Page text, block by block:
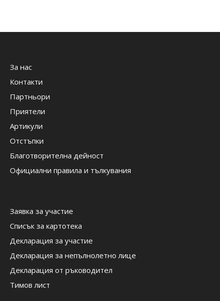
За нас
Контакти
Партньори
Приятели
Артикули
Отстъпки
Благотворителна дейност
Официални правила и тълкувания
Заявка за участие
Списък за картотека
Декларация за участие
Декларация за непълнолетно лице
Декларация от ръководител
Тимов лист